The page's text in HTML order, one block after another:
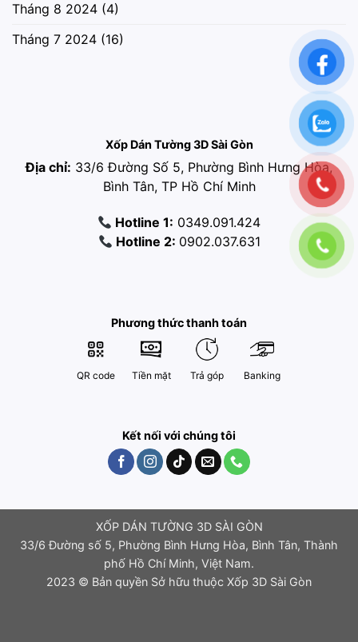
Tháng 8 2024 (4)
Tháng 7 2024 (16)
Xốp Dán Tường 3D Sài Gòn
Địa chỉ: 33/6 Đường Số 5, Phường Bình Hưng Hòa,
Bình Tân, TP Hồ Chí Minh
Hotline 1: 0349.091.424
Hotline 2: 0902.037.631
Phương thức thanh toán
QR code Tiền mặt Trả góp Banking
Kết nối với chúng tôi
XỐP DÁN TƯỜNG 3D SÀI GÒN
33/6 Đường số 5, Phường Bình Hưng Hòa, Bình Tân, Thành
phố Hồ Chí Minh, Việt Nam.
2023 © Bản quyền Sở hữu thuộc Xốp 3D Sài Gòn